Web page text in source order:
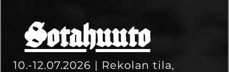
Sotahuuto
10.-12.07.2026 | Rekolan tila,